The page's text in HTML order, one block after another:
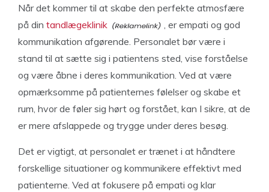
Når det kommer til at skabe den perfekte atmosfære
på din tandlægeklinik
, er empati og god
kommunikation afgørende. Personalet bør være i
stand til at sætte sig i patientens sted, vise forståelse
og være åbne i deres kommunikation. Ved at være
opmærksomme på patienternes følelser og skabe et
rum, hvor de føler sig hørt og forstået, kan I sikre, at de
er mere afslappede og trygge under deres besøg.
Det er vigtigt, at personalet er trænet i at håndtere
forskellige situationer og kommunikere effektivt med
patienterne. Ved at fokusere på empati og klar